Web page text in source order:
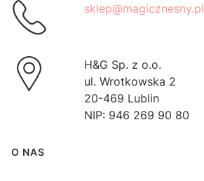
sklep@magicznesny.pl
H&G Sp. z o.o.
ul. Wrotkowska 2
20-469 Lublin
NIP: 946 269 90 80
Linki w stopce
O NAS